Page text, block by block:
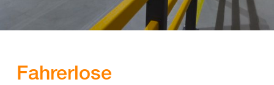
Fahrerlose